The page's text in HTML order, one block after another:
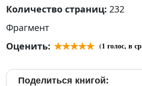
Количество страниц: 232
Фрагмент
Оценить:
(1 голос, в
Поделиться книгой: